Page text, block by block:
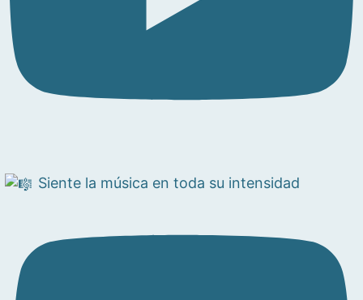
Siente la música en toda su intensidad